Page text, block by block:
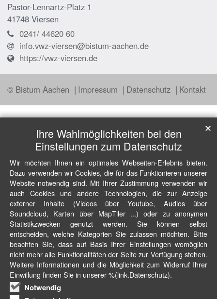
Pastor-Lennartz-Platz 1
41748 Viersen
0241/ 44620 60
info.vwz-viersen@bistum-aachen.de
https://vwz-viersen.de
© Bistum Aachen Impressum Datenschutz Kontakt
Ihre Wahlmöglichkeiten bei den
Einstellungen zum Datenschutz
Wir möchten Ihnen ein optimales Webseiten-Erlebnis bieten.
Dazu verwenden wir Cookies, die für das Funktionieren unserer
Website notwendig sind. Mit Ihrer Zustimmung verwenden wir
auch Cookies und andere Technologien, die zur Anzeige
externer Inhalte (Videos über Youtube, Audios über
Soundcloud, Karten über MapTiler ...) oder zu anonymen
Statistikzwecken genutzt werden. Sie können selbst
entscheiden, welche Kategorien Sie zulassen möchten. Bitte
beachten Sie, dass auf Basis Ihrer Einstellungen womöglich
nicht mehr alle Funktionalitäten der Seite zur Verfügung stehen.
Weitere Informationen und die Möglichkeit zum Widerruf Ihrer
Einwillung finden Sie in unserer %(link.Datenschutz).
Notwendig
✕